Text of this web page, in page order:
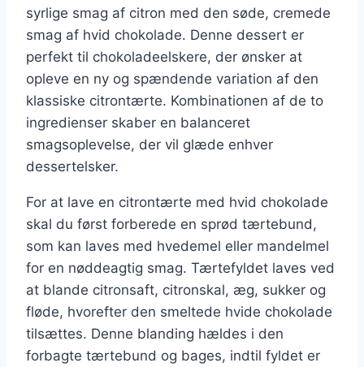
syrlige smag af citron med den søde, cremede
smag af hvid chokolade. Denne dessert er
perfekt til chokoladeelskere, der ønsker at
opleve en ny og spændende variation af den
klassiske citrontærte. Kombinationen af de to
ingredienser skaber en balanceret
smagsoplevelse, der vil glæde enhver
dessertelsker.
For at lave en citrontærte med hvid chokolade
skal du først forberede en sprød tærtebund,
som kan laves med hvedemel eller mandelmel
for en nøddeagtig smag. Tærtefyldet laves ved
at blande citronsaft, citronskal, æg, sukker og
fløde, hvorefter den smeltede hvide chokolade
tilsættes. Denne blanding hældes i den
forbagte tærtebund og bages, indtil fyldet er